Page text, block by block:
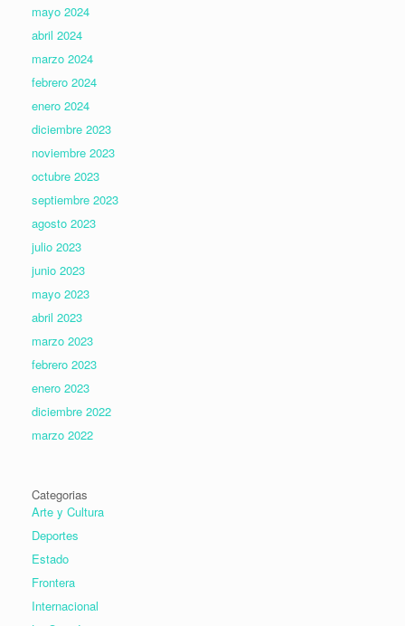
mayo 2024
abril 2024
marzo 2024
febrero 2024
enero 2024
diciembre 2023
noviembre 2023
octubre 2023
septiembre 2023
agosto 2023
julio 2023
junio 2023
mayo 2023
abril 2023
marzo 2023
febrero 2023
enero 2023
diciembre 2022
marzo 2022
Categorias
Arte y Cultura
Deportes
Estado
Frontera
Internacional